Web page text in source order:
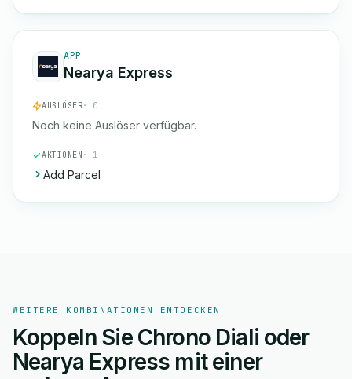
APP
Nearya Express
AUSLÖSER· 0
Noch keine Auslöser verfügbar.
AKTIONEN · 1
Add Parcel
WEITERE KOMBINATIONEN ENTDECKEN
Koppeln Sie Chrono Diali oder
Nearya Express mit einer